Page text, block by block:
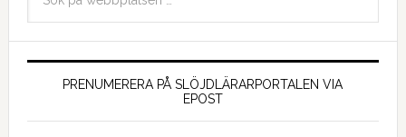
PRENUMERERA PÅ SLÖJDLÄRARPORTALEN VIA
EPOST